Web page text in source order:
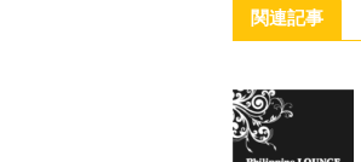
関連記事